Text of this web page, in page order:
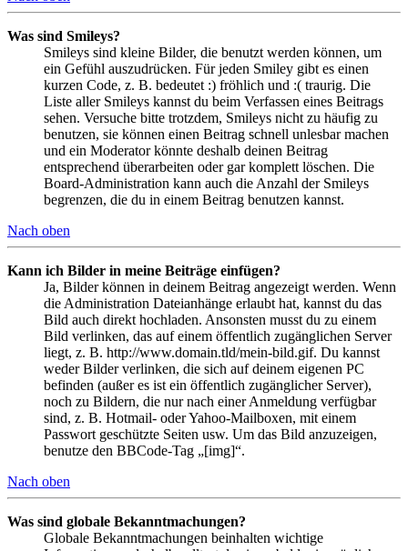
Was sind Smileys?
Smileys sind kleine Bilder, die benutzt werden können, um
ein Gefühl auszudrücken. Für jeden Smiley gibt es einen
kurzen Code, z. B. bedeutet :) fröhlich und :( traurig. Die
Liste aller Smileys kannst du beim Verfassen eines Beitrags
sehen. Versuche bitte trotzdem, Smileys nicht zu häufig zu
benutzen, sie können einen Beitrag schnell unlesbar machen
und ein Moderator könnte deshalb deinen Beitrag
entsprechend überarbeiten oder gar komplett löschen. Die
Board-Administration kann auch die Anzahl der Smileys
begrenzen, die du in einem Beitrag benutzen kannst.
Nach oben
Kann ich Bilder in meine Beiträge einfügen?
Ja, Bilder können in deinem Beitrag angezeigt werden. Wenn
die Administration Dateianhänge erlaubt hat, kannst du das
Bild auch direkt hochladen. Ansonsten musst du zu einem
Bild verlinken, das auf einem öffentlich zugänglichen Server
liegt, z. B. http://www.domain.tld/mein-bild.gif. Du kannst
weder Bilder verlinken, die sich auf deinem eigenen PC
befinden (außer es ist ein öffentlich zugänglicher Server),
noch zu Bildern, die nur nach einer Anmeldung verfügbar
sind, z. B. Hotmail- oder Yahoo-Mailboxen, mit einem
Passwort geschützte Seiten usw. Um das Bild anzuzeigen,
benutze den BBCode-Tag „[img]“.
Nach oben
Was sind globale Bekanntmachungen?
Globale Bekanntmachungen beinhalten wichtige